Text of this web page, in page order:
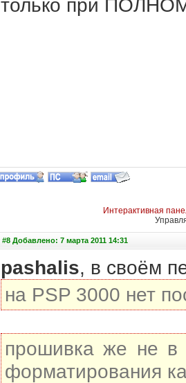
только при
Интерактивная
#8 Добавлено: 7 марта 2011 14:31
pashalis, в своём
на PSP 3000 нет
прошивка же не в
форматирования